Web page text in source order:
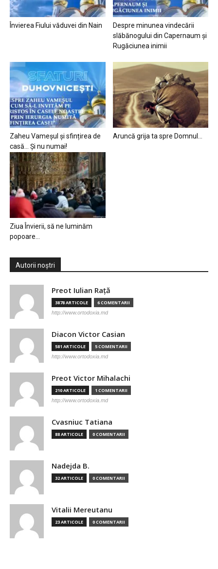
Învierea Fiului văduvei din Nain
Despre minunea vindecării
slăbănogului din Capernaum și
Rugăciunea inimii
Zaheu Vameșul și sfințirea de
casă… Și nu numai!
Aruncă grija ta spre Domnul…
Ziua Învierii, să ne luminăm
popoare…
Autorii noștri
Preot Iulian Raţă
3878 ARTICOLE 6 COMENTARII
http://www.ortodoxia.md
Diacon Victor Casian
581 ARTICOLE 5 COMENTARII
http://www.ortodoxia.md
Preot Victor Mihalachi
210 ARTICOLE 1 COMENTARII
http://www.ortodoxia.md
Cvasniuc Tatiana
88 ARTICOLE 0 COMENTARII
Nadejda B.
32 ARTICOLE 0 COMENTARII
Vitalii Mereutanu
23 ARTICOLE 0 COMENTARII